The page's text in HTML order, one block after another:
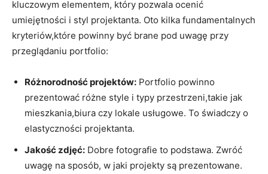
kluczowym elementem, ​który pozwala⁣ ocenić
⁣umiejętności i styl projektanta. Oto ⁣kilka fundamentalnych
kryteriów,które powinny być brane pod uwagę przy
przeglądaniu portfolio:
Różnorodność projektów: ⁤Portfolio ⁤powinno
prezentować różne style i ‍typy‍ przestrzeni,takie jak
mieszkania,biura czy lokale usługowe. To świadczy​ o
elastyczności projektanta.
Jakość zdjęć: ⁢Dobre fotografie to podstawa. Zwróć
uwagę na sposób, w jaki‌ projekty ​są prezentowane.